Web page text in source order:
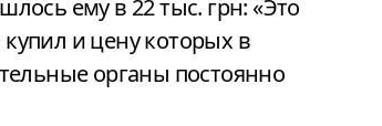
ему в 22 тыс. грн: «Это
и цену которых в
органы постоянно